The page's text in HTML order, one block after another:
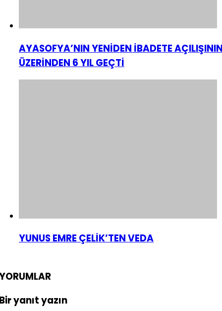
AYASOFYA’NIN YENİDEN İBADETE
ÜZERİNDEN 6 YIL GEÇTİ
YUNUS EMRE ÇELİK’TEN VEDA
yanıt yazın